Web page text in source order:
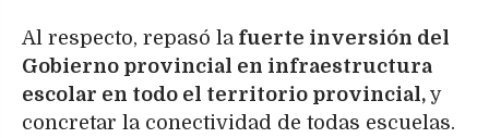
Al respecto, repasó la fuerte inversión del
Gobierno provincial en infraestructura
escolar en todo el territorio provincial, y
concretar la conectividad de todas escuelas.